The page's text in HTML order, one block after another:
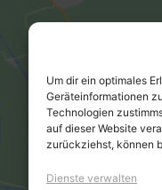
Um dir ein optimales
Geräteinformationen
Technologien
auf dieser Website
zurückziehst, können
Dienste verwalten